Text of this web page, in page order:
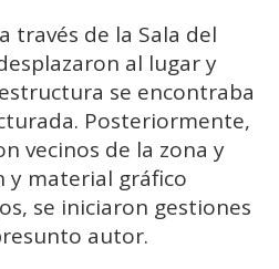
través de la Sala del
al lugar y
se encontraba
Posteriormente,
vecinos de la zona y
y material gráfico
se iniciaron gestiones
autor.